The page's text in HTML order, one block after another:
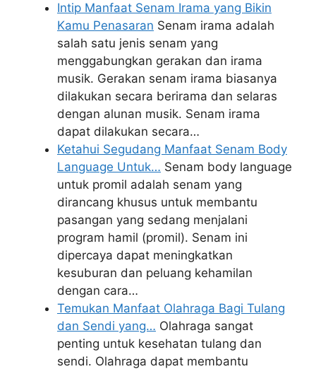
Intip Manfaat Senam Irama yang Bikin
Kamu Penasaran Senam irama adalah
salah satu jenis senam yang
menggabungkan gerakan dan irama
musik. Gerakan senam irama biasanya
dilakukan secara berirama dan selaras
dengan alunan musik. Senam irama
dapat dilakukan secara…
Ketahui Segudang Manfaat Senam Body
Language Untuk… Senam body language
untuk promil adalah senam yang
dirancang khusus untuk membantu
pasangan yang sedang menjalani
program hamil (promil). Senam ini
dipercaya dapat meningkatkan
kesuburan dan peluang kehamilan
dengan cara…
Temukan Manfaat Olahraga Bagi Tulang
dan Sendi yang… Olahraga sangat
penting untuk kesehatan tulang dan
sendi. Olahraga dapat membantu